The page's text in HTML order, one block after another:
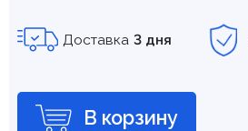
Доставка 3 дня
В корзину